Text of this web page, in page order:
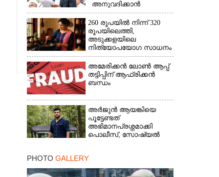
അനുവദിക്കാൻ
കഴിയില്ല;
മുല്ലപ്പെരിയാറിന്റെ
വെള്ളം കൂട്ടുന്നത്
മനസിൽ വച്ചാൽമതി'
260 രൂപയിൽ നിന്ന് 320
രൂപയിലെത്തി,
അടുക്കളയിലെ
നിത്യോപയോഗ സാധനം
വാങ്ങിയാൽ കൈപൊള്ളും
അമേരിക്കൻ ലോൺ ആപ്പ്
തട്ടിപ്പിന് ആഫ്രിക്കൻ
ബന്ധം
അർജുൻ ആയങ്കിയെ
പൂട്ടേണ്ടത്
അഭിമാനപ്രശ്നമാക്കി
പൊലീസ്, സാേഷ്യൽ
PHOTO GALLERY
×